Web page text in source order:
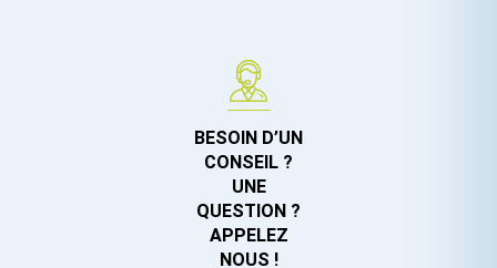
BESOIN D’UN
CONSEIL ?
UNE
QUESTION ?
APPELEZ
NOUS !